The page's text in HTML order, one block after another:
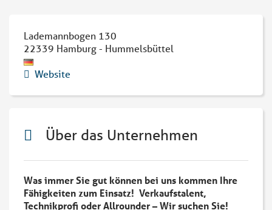
Lademannbogen 130
22339 Hamburg - Hummelsbüttel
Website
Über das Unternehmen
Was immer Sie gut können bei uns kommen Ihre
Fähigkeiten zum Einsatz! Verkaufstalent,
Technikprofi oder Allrounder – Wir suchen Sie!